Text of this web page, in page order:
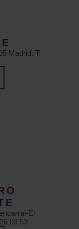
Madrid. T:
El
03 53